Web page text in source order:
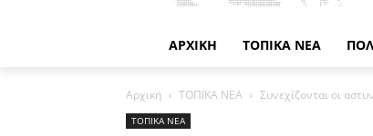
ΑΡΧΙΚΗ ΤΟΠΙΚΑ ΝΕΑ
Αρχική ΤΟΠΙΚΑ ΝΕΑ Συνεχίζονται οι
ΤΟΠΙΚΑ ΝΕΑ